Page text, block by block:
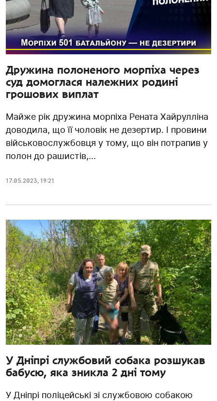
Дружина полоненого морпіха через
суд домоглася належних родині
грошових виплат
Майже рік дружина морпіха Рената Хайрулліна
доводила, що її чоловік не дезертир. І провини
військовослужбовця у тому, що він потрапив у
полон до рашистів,...
17.05.2023, 19:21
У Дніпрі службовий собака розшукав
бабусю, яка зникла 2 дні тому
У Дніпрі поліцейські зі службовою собакою